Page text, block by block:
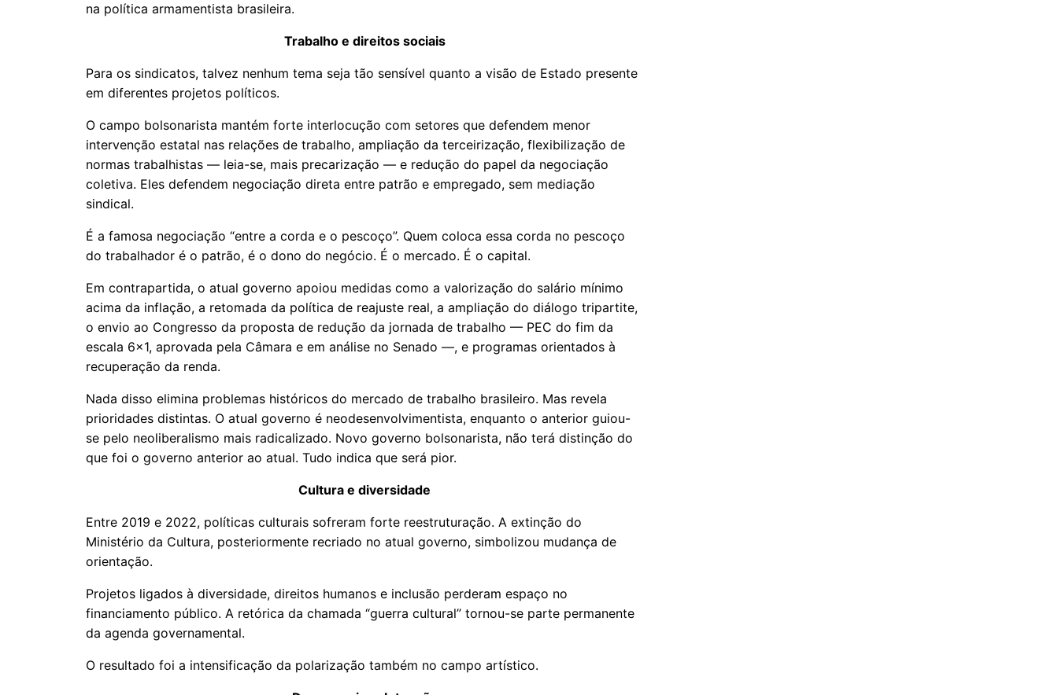
na política armamentista brasileira.
Trabalho e direitos sociais
Para os sindicatos, talvez nenhum tema seja tão sensível quanto a visão de Estado presente
em diferentes projetos políticos.
O campo bolsonarista mantém forte interlocução com setores que defendem menor
intervenção estatal nas relações de trabalho, ampliação da terceirização, flexibilização de
normas trabalhistas — leia-se, mais precarização — e redução do papel da negociação
coletiva. Eles defendem negociação direta entre patrão e empregado, sem mediação
sindical.
É a famosa negociação “entre a corda e o pescoço”. Quem coloca essa corda no pescoço
do trabalhador é o patrão, é o dono do negócio. É o mercado. É o capital.
Em contrapartida, o atual governo apoiou medidas como a valorização do salário mínimo
acima da inflação, a retomada da política de reajuste real, a ampliação do diálogo tripartite,
o envio ao Congresso da proposta de redução da jornada de trabalho — PEC do fim da
escala 6x1, aprovada pela Câmara e em análise no Senado —, e programas orientados à
recuperação da renda.
Nada disso elimina problemas históricos do mercado de trabalho brasileiro. Mas revela
prioridades distintas. O atual governo é neodesenvolvimentista, enquanto o anterior guiou-
se pelo neoliberalismo mais radicalizado. Novo governo bolsonarista, não terá distinção do
que foi o governo anterior ao atual. Tudo indica que será pior.
Cultura e diversidade
Entre 2019 e 2022, políticas culturais sofreram forte reestruturação. A extinção do
Ministério da Cultura, posteriormente recriado no atual governo, simbolizou mudança de
orientação.
Projetos ligados à diversidade, direitos humanos e inclusão perderam espaço no
financiamento público. A retórica da chamada “guerra cultural” tornou-se parte permanente
da agenda governamental.
O resultado foi a intensificação da polarização também no campo artístico.